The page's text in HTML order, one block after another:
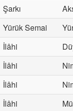
Şarkı
Yürük Semai
İlâhi
İlâhi
İlâhi
İlâhi